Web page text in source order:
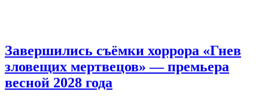
Завершились съёмки хоррора «Гнев
зловещих мертвецов» — премьера
весной 2028 года